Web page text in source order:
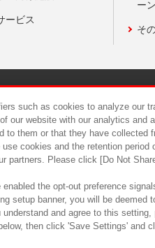
ービス
ー
そ
食品のご
such as cookies to analyze our
our website with our analytics and
to them or that they have
cookies and the retention
partners. Please click [Do Not
the opt-out preference
setup banner, you will be
and agree to this
then click 'Save Settings' and